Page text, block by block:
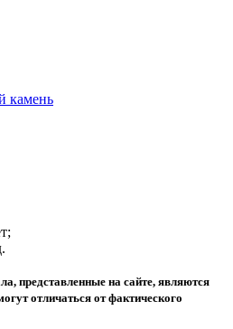
камень
представленные на сайте, являются
отличаться от фактического